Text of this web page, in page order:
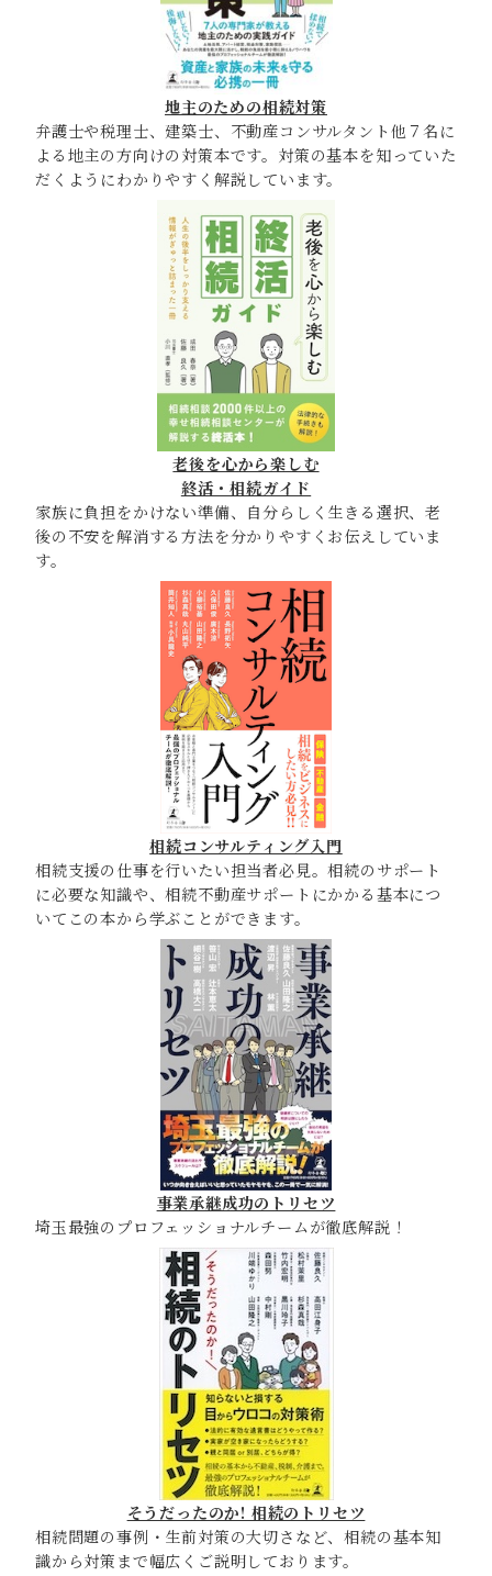
地主のための相続対策
弁護士や税理士、建築士、不動産コンサルタント他７名に
よる地主の方向けの対策本です。対策の基本を知っていた
だくようにわかりやすく解説しています。
老後を心から楽しむ
終活・相続ガイド
家族に負担をかけない準備、自分らしく生きる選択、老
後の不安を解消する方法を分かりやすくお伝えしていま
す。
相続コンサルティング入門
相続支援の仕事を行いたい担当者必見。相続のサポート
に必要な知識や、相続不動産サポートにかかる基本につ
いてこの本から学ぶことができます。
事業承継成功のトリセツ
埼玉最強のプロフェッショナルチームが徹底解説！
そうだったのか! 相続のトリセツ
相続問題の事例・生前対策の大切さなど、相続の基本知
識から対策まで幅広くご説明しております。